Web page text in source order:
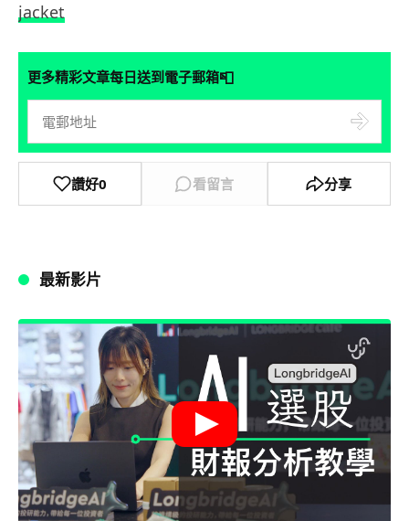
jacket
更多精彩文章每日送到電子郵箱📮
讚好0 看留言 分享
最新影片